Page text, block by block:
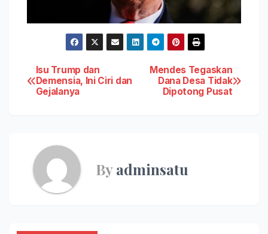
Post
navigation
Mendes Tegaskan
Dana Desa Tidak
Dipotong Pusat
Isu Trump dan
Demensia, Ini Ciri dan
Gejalanya
Byadminsatu